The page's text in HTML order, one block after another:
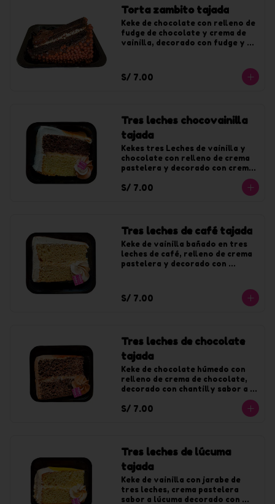
Torta zambito tajada
Keke de chocolate con relleno de
fudge de chocolate y crema de
vainilla, decorado con fudge y
S/ 7.00
Tres leches chocovainilla
tajada
Kekes tres Leches de vainilla y
chocolate con relleno de crema
pastelera y decorado con crema
S/ 7.00
Tres leches de café tajada
Keke de vainilla bañado en tres
leches de café, relleno de crema
pastelera y decorado con
S/ 7.00
Tres leches de chocolate
tajada
Keke de chocolate húmedo con
relleno de crema de chocolate,
decorado con chantilly sabor a
S/ 7.00
Tres leches de lúcuma
tajada
Keke de vainilla con jarabe de
tres leches, crema pastelera
sabor a lúcuma decorado con